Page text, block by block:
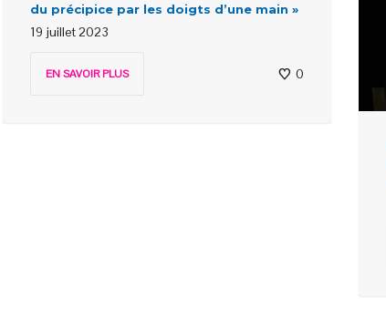
du précipice par les doigts d’une main »
19 juillet 2023
EN SAVOIR PLUS 0